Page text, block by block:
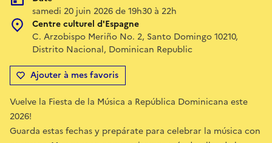
samedi 20 juin 2026 de 19h30 à 22h
Centre culturel d'Espagne
C. Arzobispo Meriño No. 2, Santo Domingo 10210,
Distrito Nacional, Dominican Republic
Ajouter à mes favoris
Vuelve la Fiesta de la Música a República Dominicana este
2026!
Guarda estas fechas y prepárate para celebrar la música con